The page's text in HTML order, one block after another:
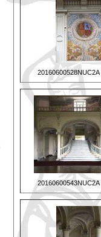
20160600528NUC2A
20160600543NUC2A